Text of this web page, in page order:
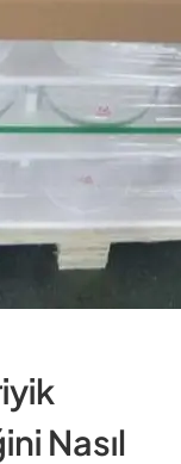
Nasıl